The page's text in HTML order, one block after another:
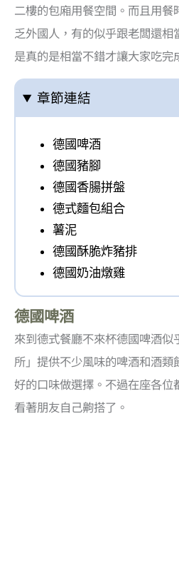
二樓的包廂用餐空間。而且用
乏外國人，有的似乎跟老闆還
是真的是相當不錯才讓大家吃完
章節連結
德國啤酒
德國豬腳
德國香腸拼盤
德式麵包組合
薯泥
德國酥脆炸豬排
德國奶油燉雞
德國啤酒
來到德式餐廳不來杯德國啤酒似
所」提供不少風味的啤酒和酒
好的口味做選擇。不過在座各位
看著朋友自己齁搭了。